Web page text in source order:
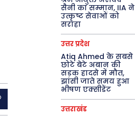
सैनी का सम्मान, IIA ने
उत्कृष्ट सेवाओं को
सराहा
उत्तर प्रदेश
Atiq Ahmed के सबसे
छोटे बेटे अबान की
सड़क हादसे में मौत,
झांसी जाते समय हुआ
भीषण एक्सीडेंट
उत्तराखंड